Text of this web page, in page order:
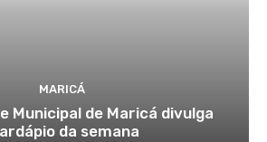
MARICÁ
Municipal de Maricá divulga
da semana